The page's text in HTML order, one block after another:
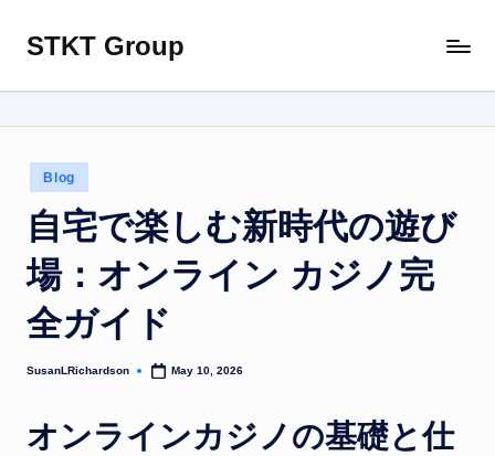
Skip
content
STKT Group
with
Every
Sphere
Posted
in
Blog
自宅で楽しむ新時代の遊び
場：オンライン カジノ完
全ガイド
Posted
SusanLRichardson May 10, 2026
オンラインカジノの基礎と仕